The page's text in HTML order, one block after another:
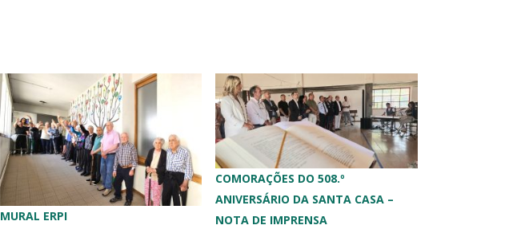
MURAL ERPI
COMORAÇÕES DO 508.º
ANIVERSÁRIO DA SANTA CASA –
NOTA DE IMPRENSA